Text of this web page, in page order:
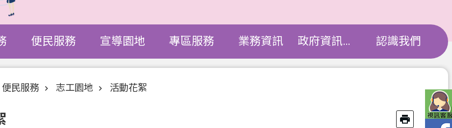
便民服務 宣導園地 專區服務 業務資訊 政府資訊公開 認識我們
便民服務 志工園地 活動花絮